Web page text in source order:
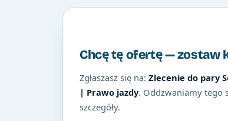
Chcę tę ofertę — zostaw
Zgłaszasz się na: Zlecenie do pary
| Prawo jazdy. Oddzwaniamy tego
szczegóły.